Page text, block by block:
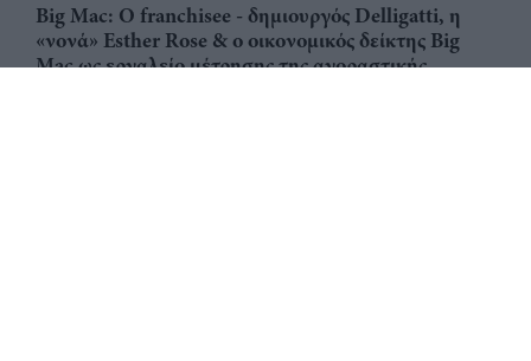
Big Mac: Ο franchisee - δημιουργός Delligatti, η
«νονά» Esther Rose & ο οικονομικός δείκτης Big
Mac ως εργαλείο μέτρησης της αγοραστικής